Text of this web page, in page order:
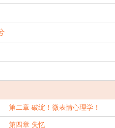
第二章 破绽！微表情心理学！
第四章 失忆